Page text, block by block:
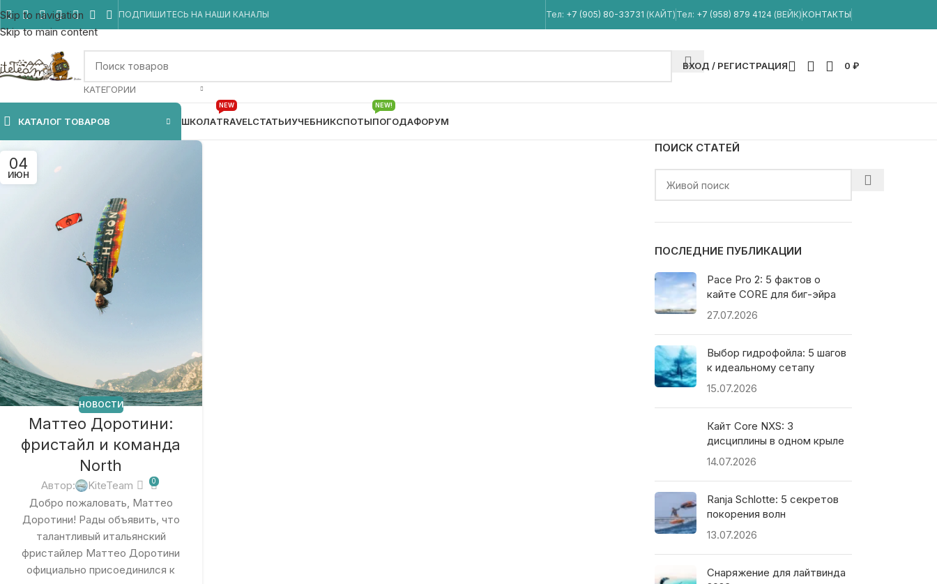
Skip to navigation
Skip to main content
ПОДПИШИТЕСЬ НА НАШИ КАНАЛЫ
Тел: +7 (905) 80-33731 (КАЙТ) Тел: +7 (958) 879 4124 (ВЕЙК) КОНТАКТЫ
КАТЕГОРИИ
ВХОД / РЕГИСТРАЦИЯ 0 ₽
КАТАЛОГ ТОВАРОВ ШКОЛАTRAVEL
NEW
СТАТЬИУЧЕБНИКСПОТЫПОГОДА
NEW!
ФОРУМ
04
ИЮН
НОВОСТИ
Маттео Доротини:
фристайл и команда
North
Автор: KiteTeam 0
Добро пожаловать, Маттео
Доротини! Рады объявить, что
талантливый итальянский
фристайлер Маттео Доротини
официально присоединился к
ПОИСК СТАТЕЙ
ПОСЛЕДНИЕ ПУБЛИКАЦИИ
Pace Pro 2: 5 фактов о
кайте CORE для биг-эйра
27.07.2026
Выбор гидрофойла: 5 шагов
к идеальному сетапу
15.07.2026
Кайт Core NXS: 3
дисциплины в одном крыле
14.07.2026
Ranja Schlotte: 5 секретов
покорения волн
13.07.2026
Снаряжение для лайтвинда